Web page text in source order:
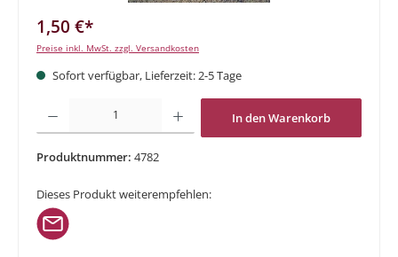
1,50 €*
Preise inkl. MwSt. zzgl. Versandkosten
Sofort verfügbar, Lieferzeit: 2-5 Tage
Produkt Anzahl: Gib den gewünschten Wert ein oder benutze die Schaltflächen um
In den Warenkorb
Produktnummer: 4782
Dieses Produkt weiterempfehlen: